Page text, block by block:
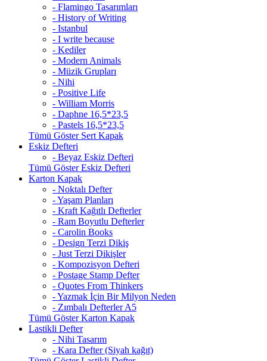
- Flamingo Tasarımları
- History of Writing
- Istanbul
- I write because
- Kediler
- Modern Animals
- Müzik Grupları
- Nihi
- Positive Life
- William Morris
- Daphne 16,5*23,5
- Pastels 16,5*23,5
Tümü Göster Sert Kapak
Eskiz Defteri
- Beyaz Eskiz Defteri
Tümü Göster Eskiz Defteri
Karton Kapak
- Noktalı Defter
- Yaşam Planları
- Kraft Kağıtlı Defterler
- Ram Boyutlu Defterler
- Carolin Books
- Design Terzi Dikiş
- Just Terzi Dikişler
- Kompozisyon Defteri
- Postage Stamp Defter
- Quotes From Thinkers
- Yazmak İçin Bir Milyon Neden
- Zımbalı Defterler A5
Tümü Göster Karton Kapak
Lastikli Defter
- Nihi Tasarım
- Kara Defter (Siyah kağıt)